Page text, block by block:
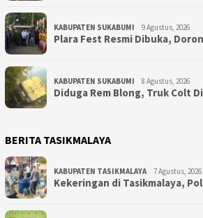
KABUPATEN SUKABUMI 9 Agustus, 2026
Plara Fest Resmi Dibuka,
KABUPATEN SUKABUMI 8 Agustus, 2026
Diduga Rem Blong, Truk Colt
BERITA TASIKMALAYA
KABUPATEN TASIKMALAYA 7 Agustus, 2026
Kekeringan di Tasikmalaya,